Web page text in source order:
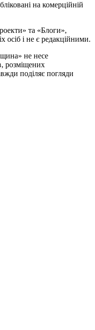
на комерційній
та «Блоги»,
осіб і не є редакційними.
не несе
розміщених
поділяє погляди